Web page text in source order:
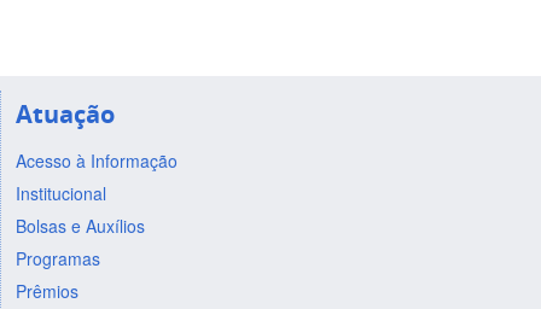
Atuação
Acesso à Informação
Institucional
Bolsas e Auxílios
Programas
Prêmios